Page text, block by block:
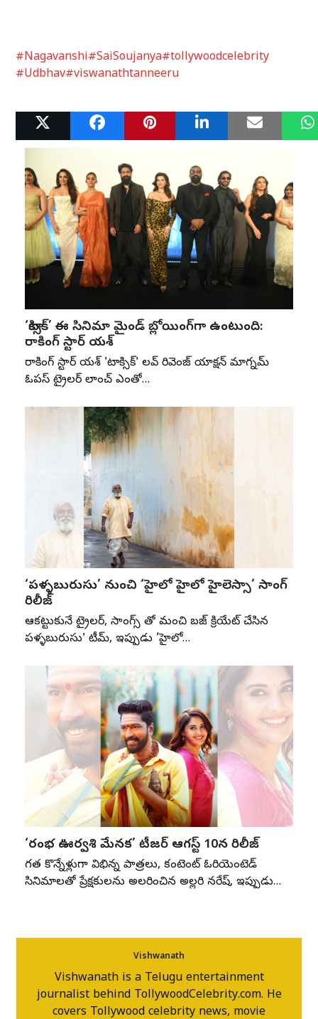
#Nagavanshi#SaiSoujanya#tollywoodcelebrity
#Udbhav#viswanathtanneeru
Related Posts
‘టాక్సిక్’ ఈ సినిమా మైండ్ బ్లోయింగ్‌గా ఉంటుంది:
రాకింగ్ స్టార్ యశ్
రాకింగ్ స్టార్ యశ్ 'టాక్సిక్' లవ్ రివెంజ్ యాక్షన్ మాగ్నమ్
ఓపస్‌ ట్రైలర్ లాంచ్ ఎంతో…
‘పళ్ళబురుసు’ నుంచి ‘హైలో హైలో హైలెస్సా’ సాంగ్
రిలీజ్
ఆకట్టుకునే ట్రైలర్, సాంగ్స్ తో మంచి బజ్ క్రియేట్ చేసిన
పళ్ళబురుసు' టీమ్, ఇప్పుడు ‘హైలో…
‘రంభ ఊర్వశి మేనక’ టీజర్ ఆగస్ట్ 10న రిలీజ్
గత కొన్నేళ్లుగా విభిన్న పాత్రలు, కంటెంట్ ఓరియెంటెడ్
సినిమాలతో ప్రేక్షకులను అలరించిన అల్లరి నరేష్, ఇప్పుడు…
Vishwanath
Vishwanath is a Telugu entertainment
journalist behind TollywoodCelebrity.com. He
covers Tollywood celebrity news, movie